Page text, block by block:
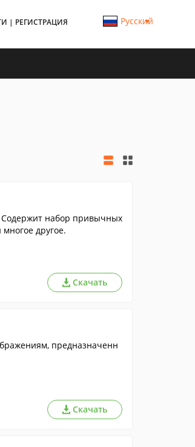
| РЕГИСТРАЦИЯ Русский
набор привычных
другое.
Скачать
предназначенн
Скачать